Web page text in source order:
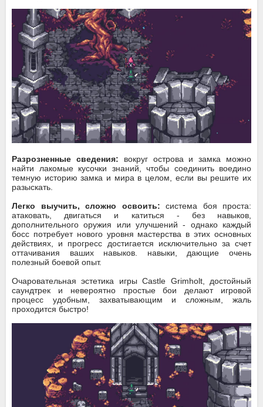
Разрозненные сведения: вокруг острова и замка можно
найти лакомые кусочки знаний, чтобы соединить воедино
темную историю замка и мира в целом, если вы решите их
разыскать.
Легко выучить, сложно освоить: система боя проста:
атаковать, двигаться и катиться - без навыков,
дополнительного оружия или улучшений - однако каждый
босс потребует нового уровня мастерства в этих основных
действиях, и прогресс достигается исключительно за счет
оттачивания ваших навыков. навыки, дающие очень
полезный боевой опыт.
Очаровательная эстетика игры Castle Grimholt, достойный
саундтрек и невероятно простые бои делают игровой
процесс удобным, захватывающим и сложным, жаль
проходится быстро!